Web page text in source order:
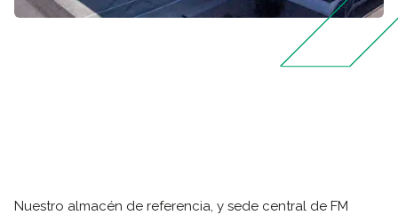
Nuestro almacén de referencia, y sede central de FM